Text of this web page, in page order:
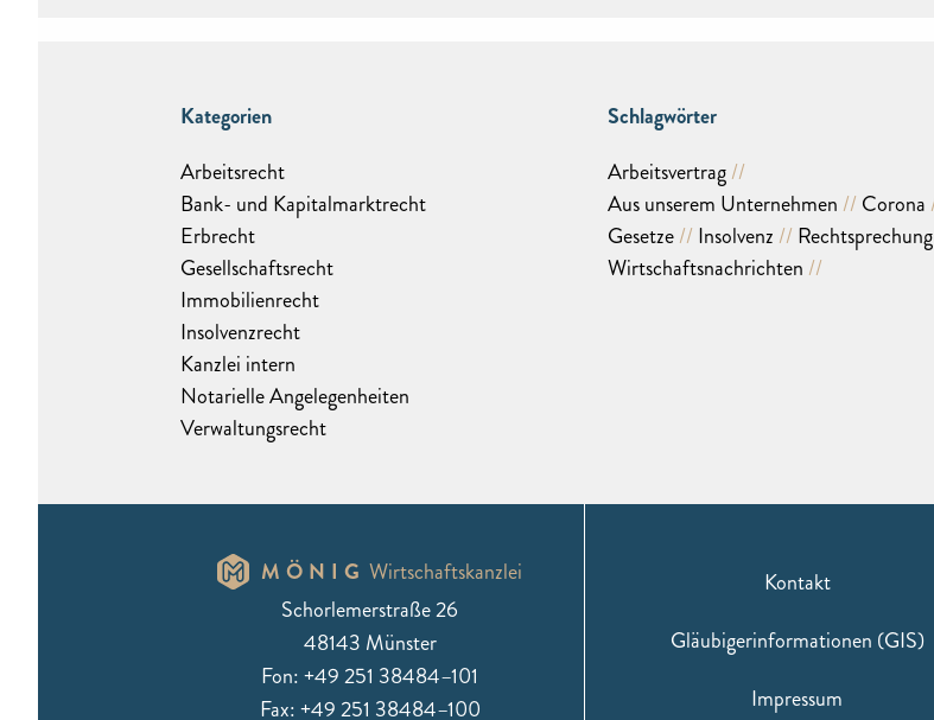
Kategorien
Arbeitsrecht
Bank- und Kapitalmarktrecht
Erbrecht
Gesellschaftsrecht
Immobilienrecht
Insolvenzrecht
Kanzlei intern
Notarielle Angelegenheiten
Verwaltungsrecht
Schlagwörter
Arbeitsvertrag
Aus unserem Unternehmen
Corona
Gesetze
Insolvenz
Rechtsprechung
Wirtschaftsnachrichten
MÖNIG Wirtschaftskanzlei
Schorlemerstraße 26
48143 Münster
Fon: +49 251 38484–101
Fax: +49 251 38484–100
Kontakt
Gläubigerinformationen (GIS)
Impressum